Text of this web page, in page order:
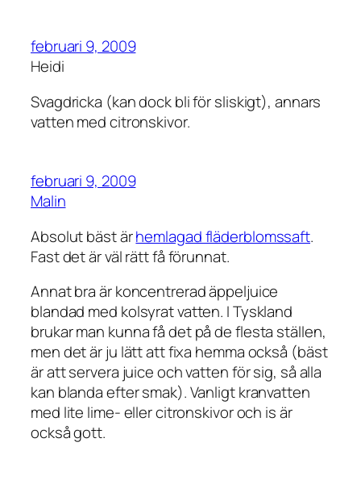
februari 9, 2009
Heidi
Svagdricka (kan dock bli för sliskigt), annars
vatten med citronskivor.
februari 9, 2009
Malin
Absolut bäst ärhemlagad fläderblomssaft.
Fast det är väl rätt få förunnat.
Annat bra är koncentrerad äppeljuice
blandad med kolsyrat vatten. I Tyskland
brukar man kunna få det på de flesta ställen,
men det är ju lätt att fixa hemma också (bäst
är att servera juice och vatten för sig, så alla
kan blanda efter smak). Vanligt kranvatten
med lite lime- eller citronskivor och is är
också gott.